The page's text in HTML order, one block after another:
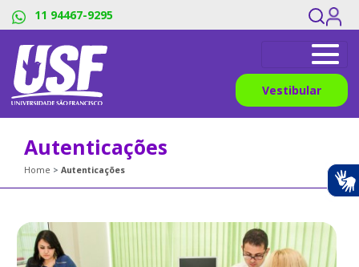
11 94467-9295
Vestibular
Autenticações
Home Autenticações